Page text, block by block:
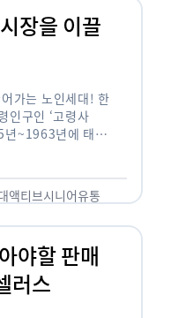
장을 이끌
가는 노인세대! 한
인구인 ‘고령사
년~1963년에 태어
어가는 …
액티브시니어유통
야할 판매
러스